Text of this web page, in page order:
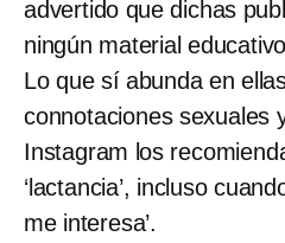
advertido que dichas
ningún material
Lo que sí abunda en
connotaciones sexuales
Instagram los
‘lactancia’, incluso
me interesa’.